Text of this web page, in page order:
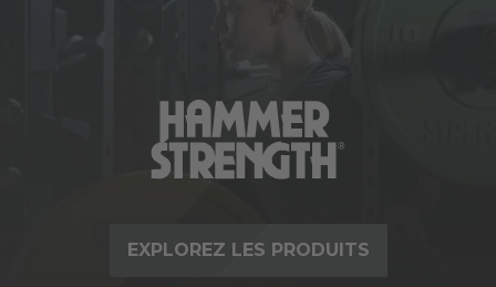
EXPLOREZ LES PRODUITS